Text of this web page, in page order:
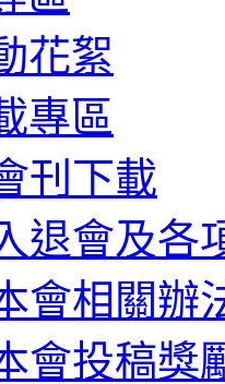
花絮
專區
刊下載
退會及各
會相關辦
會投稿獎